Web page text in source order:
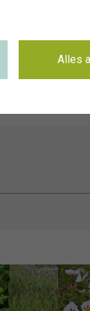
cm @ 300
Alles